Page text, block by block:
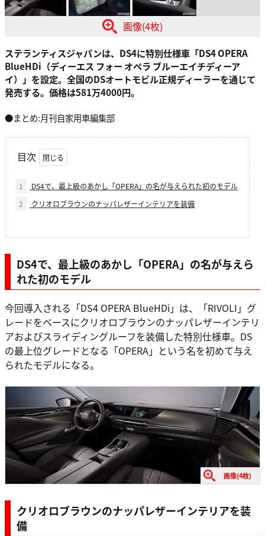
画像(4枚)
ステランティスジャパンは、DS4に特別仕様車「DS4 OPERA
BlueHDi（ディーエス フォー オペラ ブルーエイチディーア
イ）」を設定。全国のDSオートモビル正規ディーラーを通じて
発売する。価格は581万4000円。
●まとめ:月刊自家用車編集部
目次
1
DS4で、最上級のあかし「OPERA」の名が与えられた初のモデル
2
クリオロブラウンのナッパレザーインテリアを装備
DS4で、最上級のあかし「OPERA」の名が与えら
れた初のモデル
今回導入される「DS4 OPERA BlueHDi」は、「RIVOLI」グ
レードをベースにクリオロブラウンのナッパレザーインテリ
アおよびスライディングルーフを装備した特別仕様車。DS
の最上位グレードとなる「OPERA」という名を初めて与え
られたモデルになる。
画像(4枚)
クリオロブラウンのナッパレザーインテリアを装
備